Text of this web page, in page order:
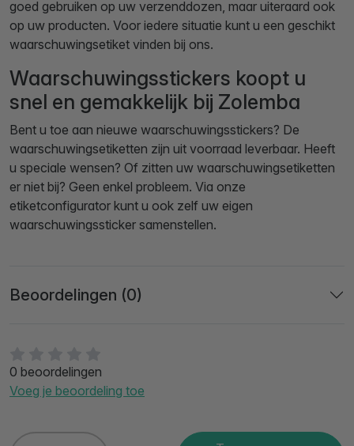
0 beoordelingen
Voeg je beoordeling toe
goed gebruiken op uw verzenddozen, maar uiteraard ook
op uw producten. Voor iedere situatie kunt u een geschikt
waarschuwingsetiket vinden bij ons.
Waarschuwingsstickers koopt u
snel en gemakkelijk bij Zolemba
Bent u toe aan nieuwe waarschuwingsstickers? De
waarschuwingsetiketten zijn uit voorraad leverbaar. Heeft
u speciale wensen? Of zitten uw waarschuwingsetiketten
er niet bij? Geen enkel probleem. Via onze
etiketconfigurator kunt u ook zelf uw eigen
waarschuwingssticker samenstellen.
Beoordelingen (0)